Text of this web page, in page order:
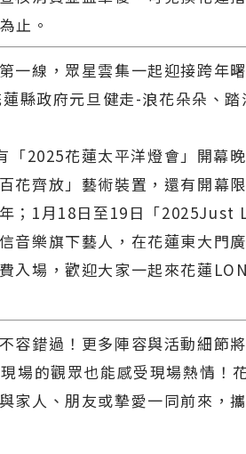
止。
一線，眾星雲集一起迎接跨年
縣政府元旦健走-浪花朵朵、踏
「2025花蓮太平洋燈會」開幕
花齊放」藝術裝置，還有開幕
；1月18日至19日「
音樂旗下藝人，在花蓮東大門
入場，歡迎大家一起來花蓮
容錯過！更多陣容與活動細節
場的觀眾也能感受現場熱情！
家人、朋友或摯愛一同前來，